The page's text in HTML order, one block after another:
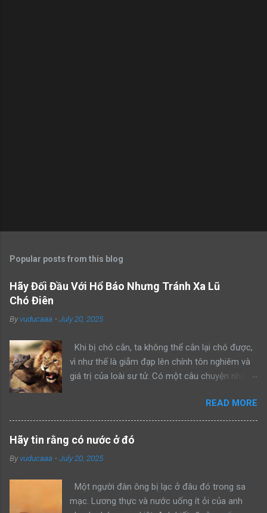
Popular posts from this blog
Hãy Đối Đầu Với Hổ Báo Nhưng Tránh Xa Lũ
Chó Điên
Byvuducaaa -July 20, 2025
Khi bị chó cắn, ta không thể cắn lại chó được,
vì như thế là giẫm đạp lên chính tôn nghiêm và
giá trị của loài sư tử. Có một câu chuyện nhỏ
nom lãnh địa, cả hai gặp một con sư tử đực
khác đang lang thang một mình. Sư tử bố bèn
bảo con: “Hãy nhìn bố đánh đuổi kẻ xâm phạm
lãnh thổ này đi như thế nào”. Rồi sư tử bố lao
lên anh dũng chiến đấu, bảo vệ khu vực của
tử tiếp tục dẫn nhau đi tuần tra, cả hai bắt gặp
một con hổ đang mon men săn mồi trong lãnh
READ MORE
Hãy tin rằng có nước ở đó
Byvuducaaa -July 20, 2025
Một người đàn ông bị lạc ở đâu đó trong sa
mạc. Lương thực và nước uống ít ỏi của anh